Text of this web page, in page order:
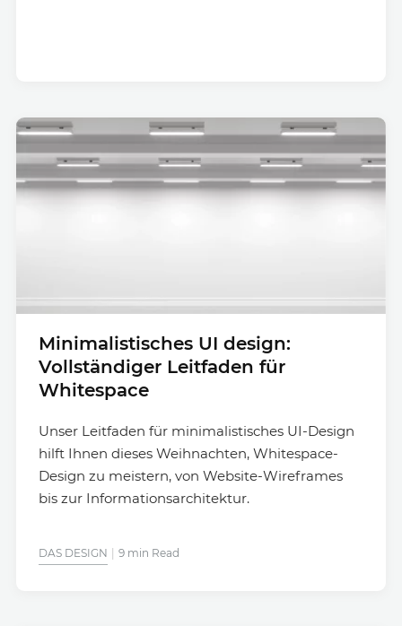
Minimalistisches UI design:
Vollständiger Leitfaden für
Whitespace
Unser Leitfaden für minimalistisches UI-Design
hilft Ihnen dieses Weihnachten, Whitespace-
Design zu meistern, von Website-Wireframes
bis zur Informationsarchitektur.
DAS DESIGN 9 min Read